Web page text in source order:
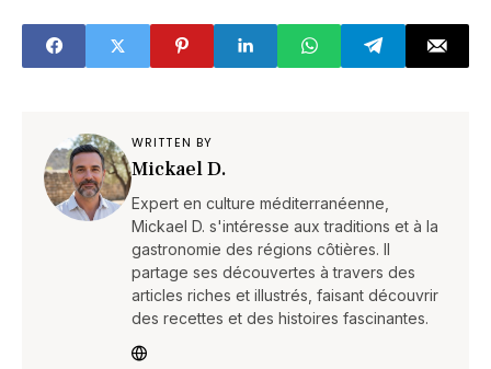
WRITTEN BY
Mickael D.
Expert en culture méditerranéenne,
Mickael D. s'intéresse aux traditions et à la
gastronomie des régions côtières. Il
partage ses découvertes à travers des
articles riches et illustrés, faisant découvrir
des recettes et des histoires fascinantes.